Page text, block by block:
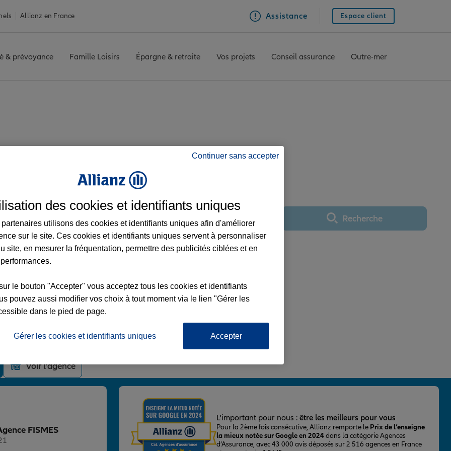
Allianz en France Assistance Espace client
& prévoyance Famille Loisirs Épargne & retraite Vos projets Conseil assurance Outre-mer
les avis de l'agence FISMES
Utiliser ma positionRecherche
Voir l'agence
FISMES
L'important pour nous : être les meilleurs pour vous
Pour la 2ème fois consécutive, Allianz remporte le Prix de l’enseigne
la mieux notée sur Google en 2024dans la catégorie Agences
d’Assurance, avec 43 000 avis déposés sur 2 516 agences en France
Continuer sans accepter
des cookies et identifiants uniques
partenaires utilisons des cookies et identifiants uniques afin d'améliorer
sur le site. Ces cookies et identifiants uniques servent à personnaliser
site, en mesurer la fréquentation, permettre des publicités ciblées et en
le bouton "Accepter" vous acceptez tous les cookies et identifiants
pouvez aussi modifier vos choix à tout moment via le lien "Gérer les
dans le pied de page.
Gérer les cookies et identifiants uniques Accepter